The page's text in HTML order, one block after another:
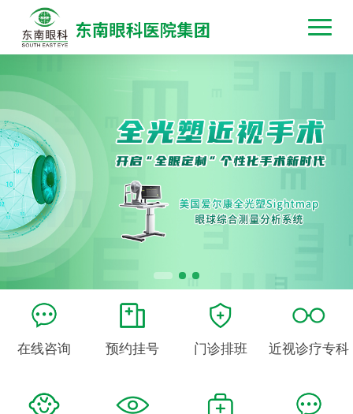
在线咨询 预约挂号 门诊排班 近视诊疗专科